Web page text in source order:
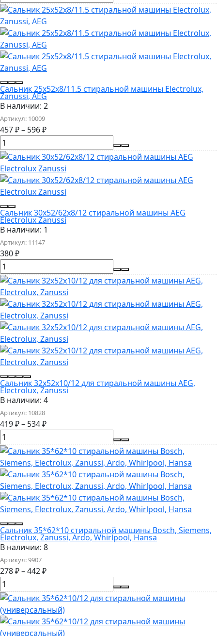
Сальник 25x52x8/11.5 стиральной машины Electrolux,
Zanussi, AEG
В наличии: 2
Артикул: 10009
457₽– 596₽
Сальник 30x52/62x8/12 стиральной машины AEG
Electrolux Zanussi
В наличии: 1
Артикул: 11147
380₽
Сальник 32x52x10/12 для стиральной машины AEG,
Electrolux, Zanussi
В наличии: 4
Артикул: 10828
419₽– 534₽
Сальник 35*62*10 стиральной машины Bosch, Siemens,
Electrolux, Zanussi, Ardo, Whirlpool, Hansa
В наличии: 8
Артикул:9907
278₽–442₽